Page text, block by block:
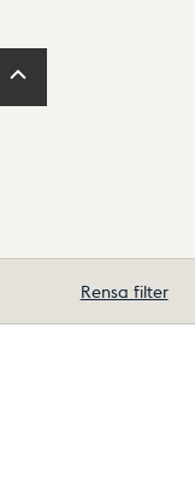
Rensa filter